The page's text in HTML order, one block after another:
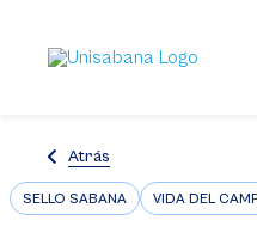
contenido
principal
Atrás
SELLO SABANA VIDA DEL